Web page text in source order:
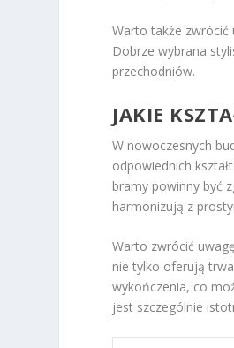
Warto także zwrócić
Dobrze wybrana
przechodniów.
JAKIE
W nowoczesnych
odpowiednich
bramy powinny być
harmonizują z
Warto zwrócić
nie tylko oferują
wykończenia, co
jest szczególnie